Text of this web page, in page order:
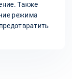
Также
режима